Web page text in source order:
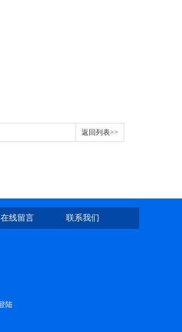
返回列表>>
在线留言 联系我们
陆